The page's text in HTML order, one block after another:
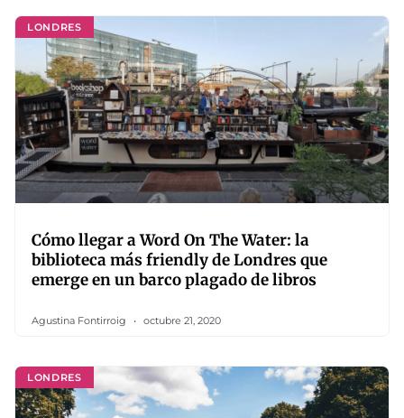
LONDRES
Cómo llegar a Word On The Water: la
biblioteca más friendly de Londres que
emerge en un barco plagado de libros
Agustina Fontirroig octubre 21, 2020
LONDRES